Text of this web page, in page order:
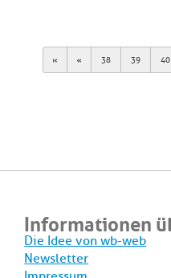
First Previous
38 39 40
Informationen
Die Idee von wb-web
Newsletter